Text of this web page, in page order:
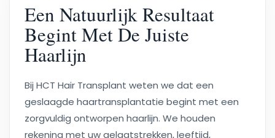
Een Natuurlijk Resultaat
Begint Met De Juiste
Haarlijn
Bij HCT Hair Transplant weten we dat een
geslaagde haartransplantatie begint met een
zorgvuldig ontworpen haarlijn. We houden
rekening met uw gelaatstrekken, leeftijd,